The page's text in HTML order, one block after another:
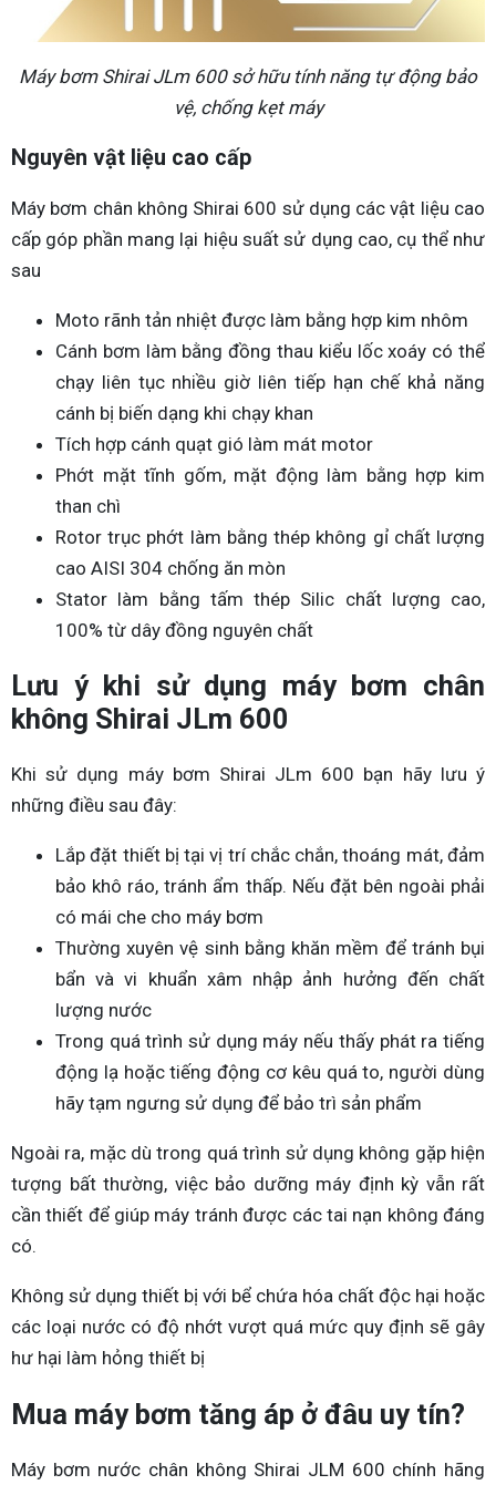
Máy bơm Shirai JLm 600 sở hữu tính năng tự động bảo
vệ, chống kẹt máy
Nguyên vật liệu cao cấp
Máy bơm chân không Shirai 600 sử dụng các vật liệu cao
cấp góp phần mang lại hiệu suất sử dụng cao, cụ thể như
sau
Moto rãnh tản nhiệt được làm bằng hợp kim nhôm
Cánh bơm làm bằng đồng thau kiểu lốc xoáy có thể
chạy liên tục nhiều giờ liên tiếp hạn chế khả năng
cánh bị biến dạng khi chạy khan
Tích hợp cánh quạt gió làm mát motor
Phớt mặt tĩnh gốm, mặt động làm bằng hợp kim
than chì
Rotor trục phớt làm bằng thép không gỉ chất lượng
cao AISI 304 chống ăn mòn
Stator làm bằng tấm thép Silic chất lượng cao,
100% từ dây đồng nguyên chất
Lưu ý khi sử dụng máy bơm chân
không Shirai JLm 600
Khi sử dụng máy bơm Shirai JLm 600 bạn hãy lưu ý
những điều sau đây:
Lắp đặt thiết bị tại vị trí chắc chắn, thoáng mát, đảm
bảo khô ráo, tránh ẩm thấp. Nếu đặt bên ngoài phải
có mái che cho máy bơm
Thường xuyên vệ sinh bằng khăn mềm để tránh bụi
bẩn và vi khuẩn xâm nhập ảnh hưởng đến chất
lượng nước
Trong quá trình sử dụng máy nếu thấy phát ra tiếng
động lạ hoặc tiếng động cơ kêu quá to, người dùng
hãy tạm ngưng sử dụng để bảo trì sản phẩm
Ngoài ra, mặc dù trong quá trình sử dụng không gặp hiện
tượng bất thường, việc bảo dưỡng máy định kỳ vẫn rất
cần thiết để giúp máy tránh được các tai nạn không đáng
có.
Không sử dụng thiết bị với bể chứa hóa chất độc hại hoặc
các loại nước có độ nhớt vượt quá mức quy định sẽ gây
hư hại làm hỏng thiết bị
Mua máy bơm tăng áp ở đâu uy tín?
Máy bơm nước chân không Shirai JLM 600 chính hãng